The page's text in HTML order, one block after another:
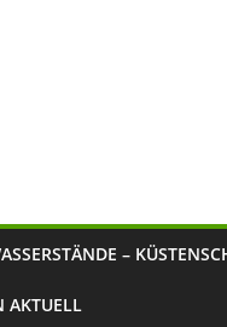
–
AKTUELL